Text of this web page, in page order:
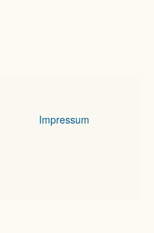
Impressum